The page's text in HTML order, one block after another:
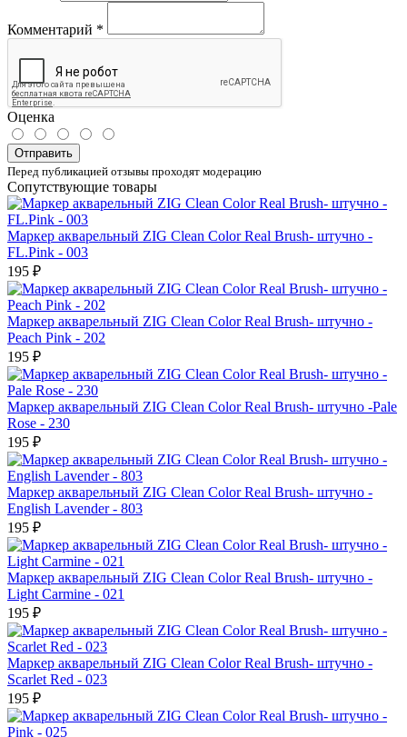
Комментарий *
Оценка
Отправить
Перед публикацией отзывы проходят модерацию
Сопутствующие товары
Маркер акварельный ZIG Clean Color Real Brush- штучно -
FL.Pink - 003
195 ₽
Маркер акварельный ZIG Clean Color Real Brush- штучно -
Peach Pink - 202
195 ₽
Маркер акварельный ZIG Clean Color Real Brush- штучно -Pale
Rose - 230
195 ₽
Маркер акварельный ZIG Clean Color Real Brush- штучно -
English Lavender - 803
195 ₽
Маркер акварельный ZIG Clean Color Real Brush- штучно -
Light Carmine - 021
195 ₽
Маркер акварельный ZIG Clean Color Real Brush- штучно -
Scarlet Red - 023
195 ₽